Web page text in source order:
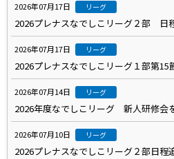
2026年07月17日 リーグ
2026プレナスなでしこリーグ２部 日
2026年07月17日 リーグ
2026プレナスなでしこリーグ１部第
2026年07月14日 リーグ
2026年度なでしこリーグ 新人研修会
2026年07月10日 リーグ
2026プレナスなでしこリーグ２部日程